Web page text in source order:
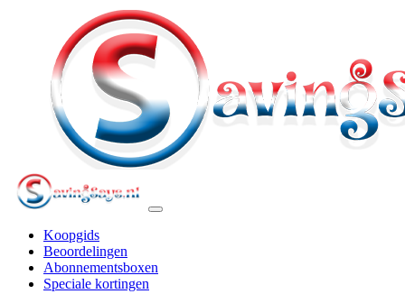
Koopgids
Beoordelingen
Abonnementsboxen
Speciale kortingen